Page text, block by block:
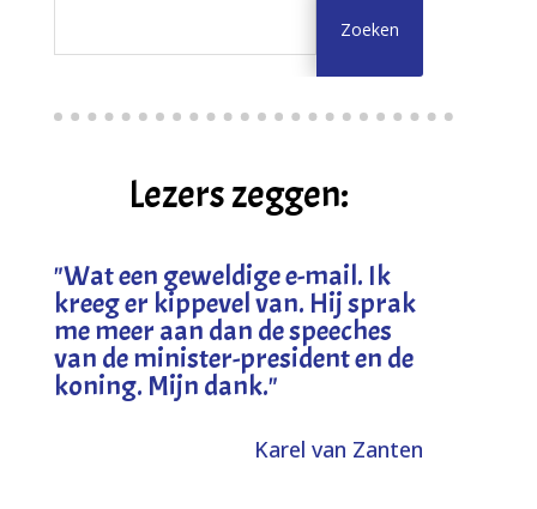
Lezers zeggen:
"Wat een geweldige e-mail. Ik
kreeg er kippevel van. Hij sprak
me meer aan dan de speeches
van de minister-president en de
koning. Mijn dank."
Karel van Zanten